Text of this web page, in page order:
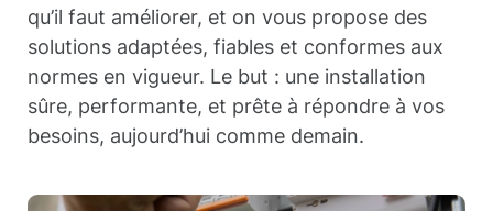
qu’il faut améliorer, et on vous propose des
solutions adaptées, fiables et conformes aux
normes en vigueur. Le but : une installation
sûre, performante, et prête à répondre à vos
besoins, aujourd’hui comme demain.